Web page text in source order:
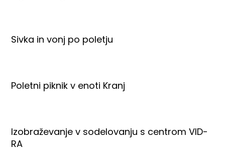
Sivka in vonj po poletju
Poletni piknik v enoti Kranj
Izobraževanje v sodelovanju s centrom VID-
RA